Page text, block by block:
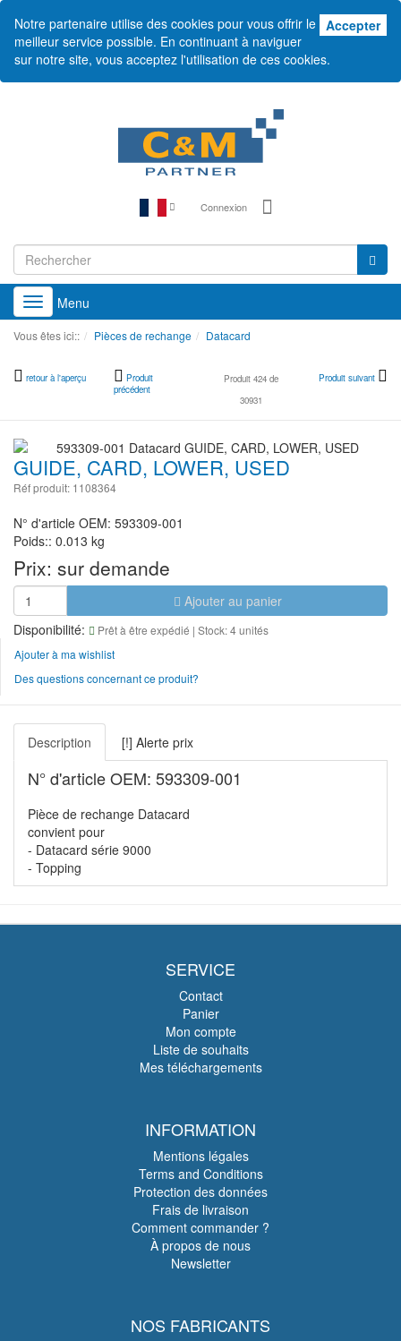
Accepter
Notre partenaire utilise des cookies pour vous offrir le
meilleur service possible. En continuant à naviguer
sur notre site, vous acceptez l'utilisation de ces cookies.
Connexion
Toggle
navigation
Menu
Vous êtes ici:: Pièces de rechange Datacard
retour à l'aperçu
Produit
précédent
Produit 424 de
30931
Produit suivant
GUIDE, CARD, LOWER, USED
Réf produit: 1108364
N° d'article OEM: 593309-001
Poids:: 0.013 kg
Prix: sur demande
Ajouter au panier
Disponibilité:
Prêt à être expédié | Stock: 4 unités
Ajouter à ma wishlist
Des questions concernant ce produit?
Description [!] Alerte prix
N° d'article OEM: 593309-001
Pièce de rechange Datacard
convient pour
- Datacard série 9000
- Topping
SERVICE
Contact
Panier
Mon compte
Liste de souhaits
Mes téléchargements
INFORMATION
Mentions légales
Terms and Conditions
Protection des données
Frais de livraison
Comment commander ?
À propos de nous
Newsletter
NOS FABRICANTS